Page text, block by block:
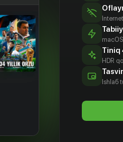
Tiniq
HDR
Ishlаб